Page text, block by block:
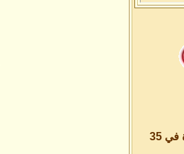
تم شكره 39 مرة في 35